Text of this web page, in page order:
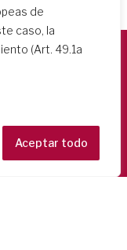
de
caso, la
(Art. 49.1a
Aceptar todo
20 31 17